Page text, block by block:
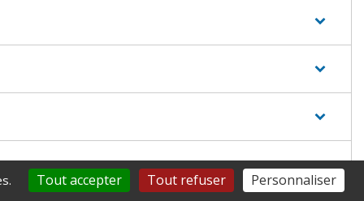
Tout accepter Tout refuser Personnaliser